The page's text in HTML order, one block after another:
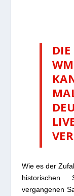
Wie es der
historischen
vergangenen